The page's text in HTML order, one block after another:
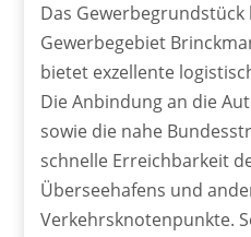
Das
Gewerbegebiet
bietet exzellente
Die Anbindung an die
sowie die nahe
schnelle Erreichbarkeit
Überseehafens und
Verkehrsknotenpunkte.